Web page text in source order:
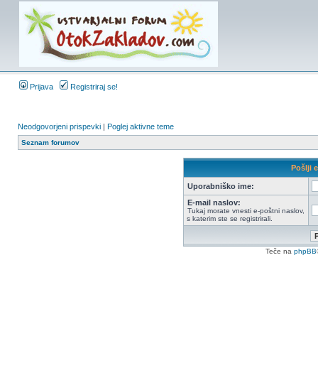
Prijava Registriraj se!
Neodgovorjeni prispevki | Poglej aktivne teme
Seznam forumov
Pošlji
Uporabniško ime:
E-mail naslov:
Tukaj morate vnesti e-poštni naslov,
s katerim ste se registrirali.
Teče na phpBB